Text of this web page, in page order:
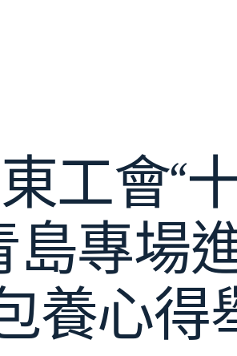
工會“
島專場
養心得